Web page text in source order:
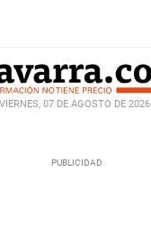
VIERNES, 07 DE AGOSTO DE 2026